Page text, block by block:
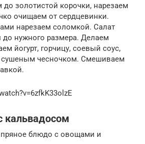
до золотистой корочки, нарезаем
очищаем от сердцевинки.
нарезаем соломкой. Салат
до нужного размера. Делаем
йогурт, горчицу, соевый соус,
чесночком. Смешиваем
кальвадосом
блюдо с овощами и